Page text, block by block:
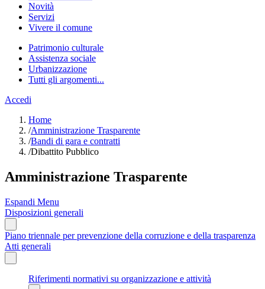
Novità
Servizi
Vivere il comune
Patrimonio culturale
Assistenza sociale
Urbanizzazione
Tutti gli argomenti...
Accedi
Home
/Amministrazione Trasparente
/Bandi di gara e contratti
/Dibattito Pubblico
Amministrazione Trasparente
Espandi Menu
Disposizioni generali
Piano triennale per prevenzione della corruzione e della trasparenza
Atti generali
Riferimenti normativi su organizzazione e attività